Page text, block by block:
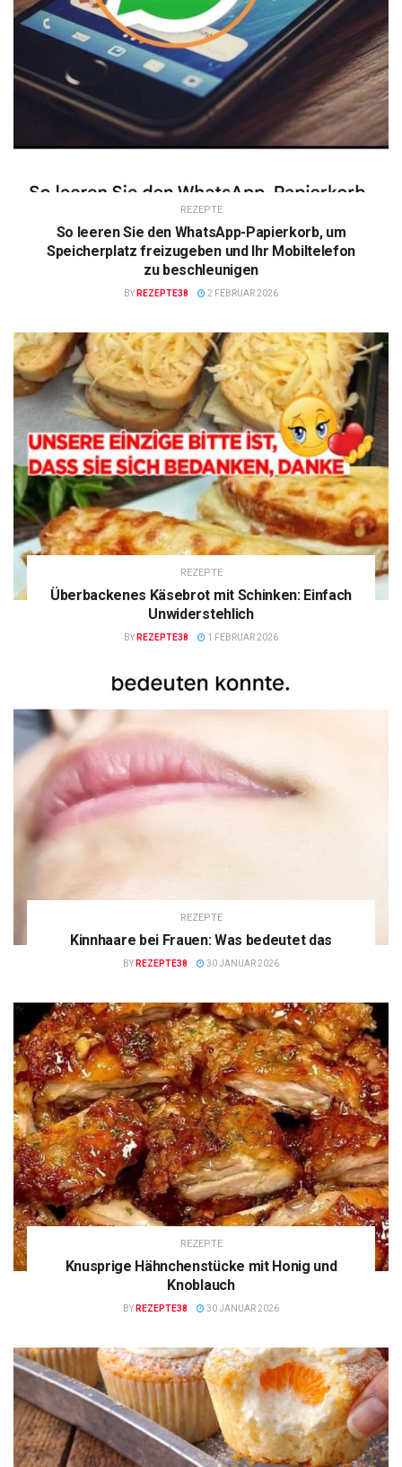
REZEPTE
So leeren Sie den WhatsApp-Papierkorb, um
Speicherplatz freizugeben und Ihr Mobiltelefon
zu beschleunigen
BY REZEPTE38 2 FEBRUAR 2026
REZEPTE
Überbackenes Käsebrot mit Schinken: Einfach
Unwiderstehlich
BY REZEPTE38 1 FEBRUAR 2026
REZEPTE
Kinnhaare bei Frauen: Was bedeutet das
BY REZEPTE38 30 JANUAR 2026
REZEPTE
Knusprige Hähnchenstücke mit Honig und
Knoblauch
BY REZEPTE38 30 JANUAR 2026